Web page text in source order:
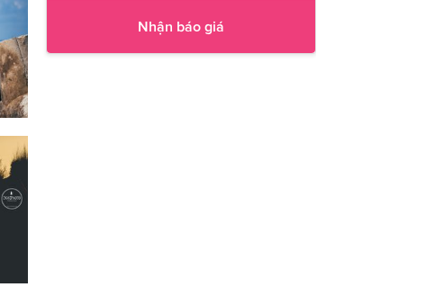
Nhận báo giá